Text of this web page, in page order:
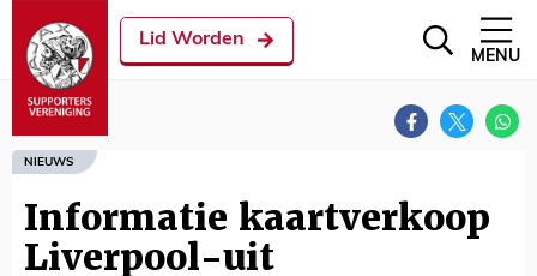
Lid Worden
MENU
NIEUWS
Informatie kaartverkoop
Liverpool-uit